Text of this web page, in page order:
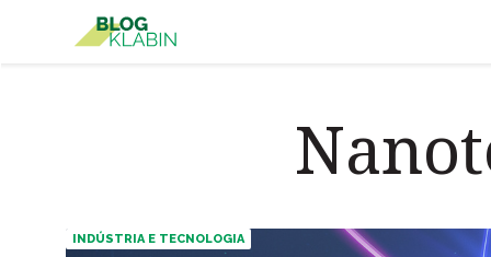
INDÚSTRIA E TECNOLOGIA